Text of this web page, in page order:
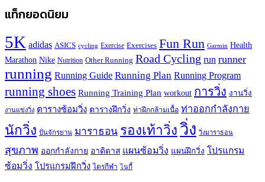
แท็กยอดนิยม
5K adidas ASICS cycling Exercise Exercises Fun Run Garmin Health
Marathon Nike Nutrition Other Running Road Cycling run runner
running Running Guide Running Plan Running Program
running shoes Running Training Plan workout การวิ่ง งานวิ่ง
งานแข่งวิ่ง ตารางซ้อมวิ่ง ตารางฝึกวิ่ง ท่าฝึกกล้ามเนื้อ ท่าออกกำลังกาย
นักวิ่ง ปั่นจักรยาน มาราธอน รองเท้าวิ่ง วิ่ง วิ่งมาราธอน
สุขภาพ ออกกำลังกาย อาดิดาส แผนซ้อมวิ่ง แผนฝึกวิ่ง โปรแกรม
ซ้อมวิ่ง โปรแกรมฝึกวิ่ง ไตรกีฬา ไนกี้